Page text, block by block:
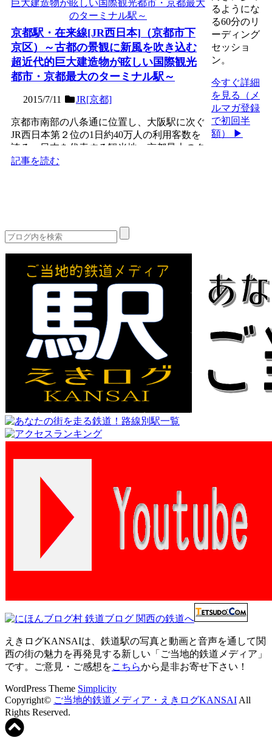
京都駅・在来線[JR西日本]（京都市下
京区）～古都の景観に新風を吹き込む
超近代的巨大建造物が眩しい国際観光
都市・京都最大のターミナル駅～
2015/7/11 JR[京都]
京都市南部の八条通に位置し、大阪駅に次ぐ
JR西日本第２位の1日約40万人の利用客数を
誇る、日本を代表する観光地・京都最大のタ
ーミナル。在来線...
記事を読む
るようにな
る60分のリ
ーディング
セッショ
ン。
今すぐ詳細
を見る（メ
ルマガ登録
で初回半
額） ▶
えきログKANSAIは、鉄道駅の写真と動画と音声を通して関
西の街の魅力を再発見する新しい「ご当地的鉄道メディア」
です。ご意見・ご感想をこちらから是非お寄せ下さい！
WordPress Theme Simplicity
Copyright© ご当地的鉄道メディア・えきログKANSAI All
Rights Reserved.